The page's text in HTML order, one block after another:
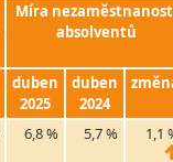
Míra
absolventů
duben
2025
duben
2024
6,8 % 5,7 % 1,1